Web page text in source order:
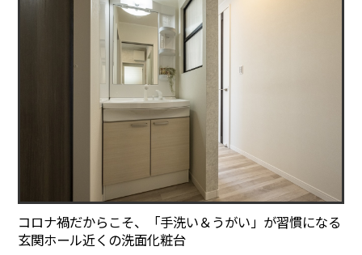
コロナ禍だからこそ、「手洗い＆うがい」が習慣になる
玄関ホール近くの洗面化粧台